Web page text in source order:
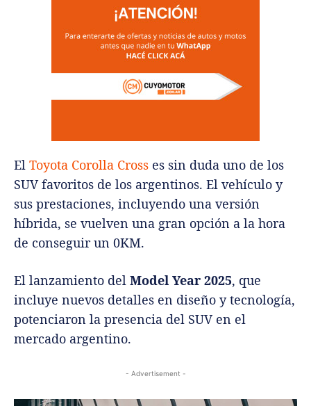
El Toyota Corolla Cross es sin duda uno de los
SUV favoritos de los argentinos. El vehículo y
sus prestaciones, incluyendo una versión
híbrida, se vuelven una gran opción a la hora
de conseguir un 0KM.
El lanzamiento del Model Year 2025, que
incluye nuevos detalles en diseño y tecnología,
potenciaron la presencia del SUV en el
mercado argentino.
- Advertisement -